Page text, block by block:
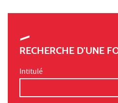
RECHERCHE D'UNE
Intitulé